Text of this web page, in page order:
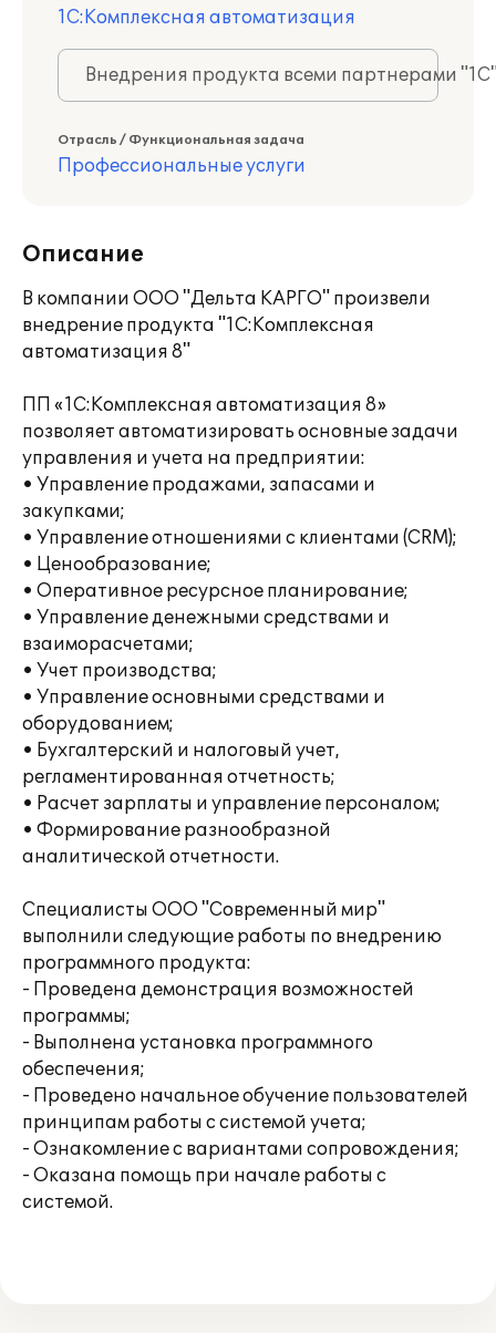
1С:Комплексная автоматизация
Внедрения продукта всеми партнерами
Отрасль / Функциональная задача
Профессиональные услуги
Описание
В компании ООО "Дельта КАРГО" произвели
внедрение продукта "1С:Комплексная
автоматизация 8"
ПП «1С:Комплексная автоматизация 8»
позволяет автоматизировать основные задачи
управления и учета на предприятии:
• Управление продажами, запасами и
закупками;
• Управление отношениями с клиентами (CRM);
• Ценообразование;
• Оперативное ресурсное планирование;
• Управление денежными средствами и
взаиморасчетами;
• Учет производства;
• Управление основными средствами и
оборудованием;
• Бухгалтерский и налоговый учет,
регламентированная отчетность;
• Расчет зарплаты и управление персоналом;
• Формирование разнообразной
аналитической отчетности.
Специалисты ООО "Современный мир"
выполнили следующие работы по внедрению
программного продукта:
- Проведена демонстрация возможностей
программы;
- Выполнена установка программного
обеспечения;
- Проведено начальное обучение пользователей
принципам работы с системой учета;
- Ознакомление с вариантами сопровождения;
- Оказана помощь при начале работы с
системой.